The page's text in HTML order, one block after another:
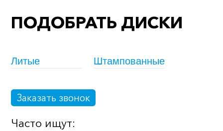
ПОДОБРАТЬ ДИСКИ
Литые Штампованные
Заказать звонок
Часто ищут: